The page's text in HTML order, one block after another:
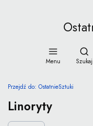
Menu Szukaj
Przejdź do: OstatnieSztuki
Linoryty